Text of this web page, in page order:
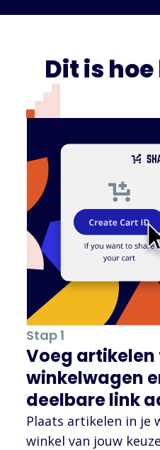
Dit is
Stap 1
Voeg artikelen
winkelwagen
deelbare link
Plaats artikelen in je
winkel van jouw